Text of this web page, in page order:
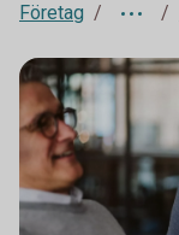
Företag